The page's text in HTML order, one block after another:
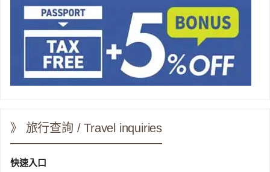
》 旅行查詢 / Travel inquiries
快速入口